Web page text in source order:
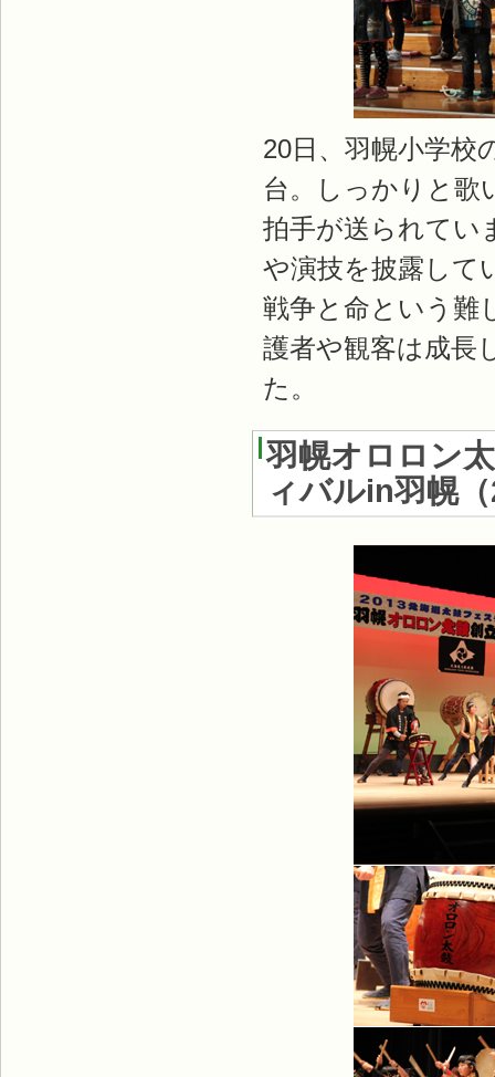
20日、羽幌小学校
台。しっかりと歌
拍手が送られてい
や演技を披露して
戦争と命という難
護者や観客は成長
た。
羽幌オロロン
ィバルin羽幌（